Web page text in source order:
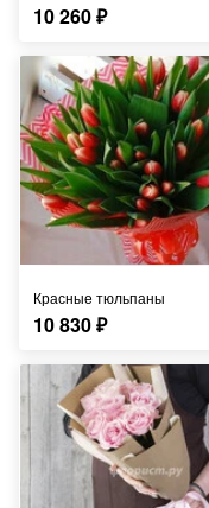
10 260₽
Красные тюльпаны
10 830₽